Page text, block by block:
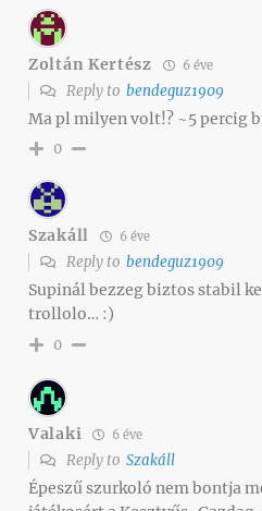
Zoltán Kertész 6 éve
Reply to bendeguz1909
Ma pl milyen volt!? ~5 percig
0
Szakáll 6 éve
Reply to bendeguz1909
Supinál bezzeg biztos stabil
trollolo… :)
0
Valaki 6 éve
Reply to Szakáll
Épeszű szurkoló nem bontja